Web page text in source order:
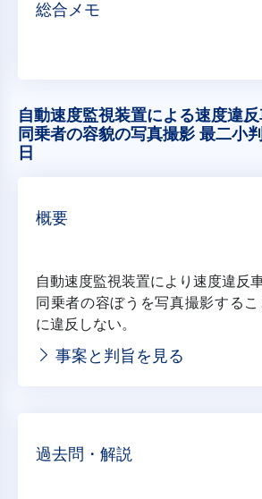
総合メモ
自動速度監視装置による速度違
同乗者の容貌の写真撮影 最二小
日
概要
自動速度監視装置により速度違反
同乗者の容ぼうを写真撮影する
に違反しない。
事案と判旨を見る
過去問・解説